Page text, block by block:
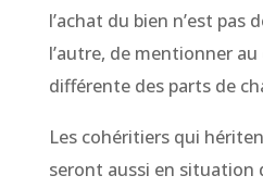
l’achat du bien n’est pas
l’autre, de mentionner
différente des parts de
Les cohéritiers qui
seront aussi en situation